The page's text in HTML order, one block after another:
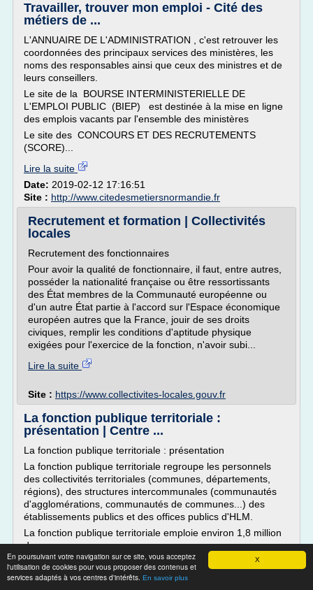
X
En poursuivant votre navigation sur ce site, vous acceptez
l'utilisation de cookies pour vous proposer des contenus et
services adaptés à vos centres d'intérêts. En savoir plus
Travailler, trouver mon emploi - Cité des
métiers de ...
L'ANNUAIRE DE L'ADMINISTRATION , c'est retrouver les
coordonnées des principaux services des ministères, les
noms des responsables ainsi que ceux des ministres et de
leurs conseillers.
Le site de la BOURSE INTERMINISTERIELLE DE
L'EMPLOI PUBLIC (BIEP) est destinée à la mise en ligne
des emplois vacants par l'ensemble des ministères
Le site des CONCOURS ET DES RECRUTEMENTS
(SCORE)...
Lire la suite
Date: 2019-02-12 17:16:51
Site : http://www.citedesmetiersnormandie.fr
Recrutement et formation | Collectivités
locales
Recrutement des fonctionnaires
Pour avoir la qualité de fonctionnaire, il faut, entre autres,
posséder la nationalité française ou être ressortissants
des État membres de la Communauté européenne ou
d'un autre État partie à l'accord sur l'Espace économique
européen autres que la France, jouir de ses droits
civiques, remplir les conditions d'aptitude physique
exigées pour l'exercice de la fonction, n'avoir subi...
Lire la suite
Site : https://www.collectivites-locales.gouv.fr
La fonction publique territoriale :
présentation | Centre ...
La fonction publique territoriale : présentation
La fonction publique territoriale regroupe les personnels
des collectivités territoriales (communes, départements,
régions), des structures intercommunales (communautés
d'agglomérations, communautés de communes...) des
établissements publics et des offices publics d'HLM.
La fonction publique territoriale emploie environ 1,8 million
d...
Lire la suite